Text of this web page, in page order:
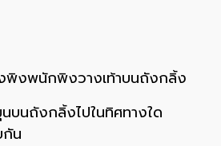
พิงพนักพิงวางเท้าบนถังกลิ้ง
บนถังกลิ้งไปในทิศทางใด
น